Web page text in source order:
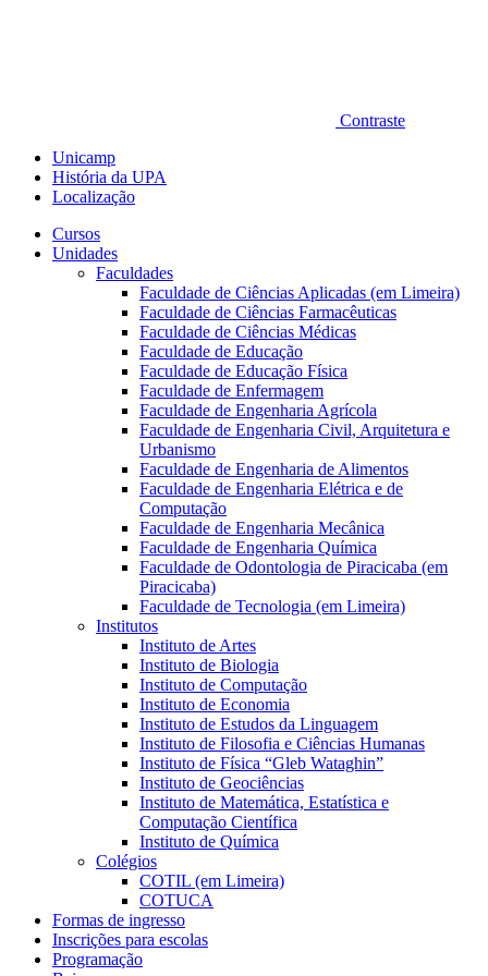
Contraste
Unicamp
História da UPA
Localização
Cursos
Unidades
Faculdades
Faculdade de Ciências Aplicadas (em Limeira)
Faculdade de Ciências Farmacêuticas
Faculdade de Ciências Médicas
Faculdade de Educação
Faculdade de Educação Física
Faculdade de Enfermagem
Faculdade de Engenharia Agrícola
Faculdade de Engenharia Civil, Arquitetura e
Urbanismo
Faculdade de Engenharia de Alimentos
Faculdade de Engenharia Elétrica e de
Computação
Faculdade de Engenharia Mecânica
Faculdade de Engenharia Química
Faculdade de Odontologia de Piracicaba (em
Piracicaba)
Faculdade de Tecnologia (em Limeira)
Institutos
Instituto de Artes
Instituto de Biologia
Instituto de Computação
Instituto de Economia
Instituto de Estudos da Linguagem
Instituto de Filosofia e Ciências Humanas
Instituto de Física “Gleb Wataghin”
Instituto de Geociências
Instituto de Matemática, Estatística e
Computação Científica
Instituto de Química
Colégios
COTIL (em Limeira)
COTUCA
Formas de ingresso
Inscrições para escolas
Programação